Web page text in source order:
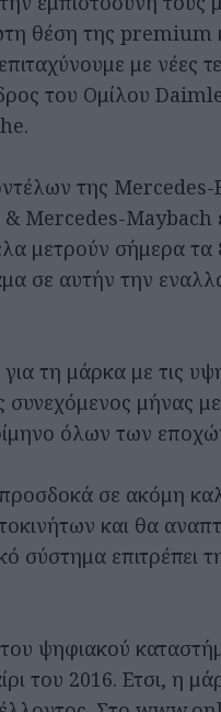
θέση της premium
με νέες
του Ομίλου
της Mercedes-
Mercedes-Maybach
μετρούν σήμερα τα
σε αυτήν την
για τη μάρκα με τις
συνεχόμενος μήνας
όλων των
σε ακόμη
και θα
σύστημα επιτρέπει
ψηφιακού
του 2016. Ετσι, η